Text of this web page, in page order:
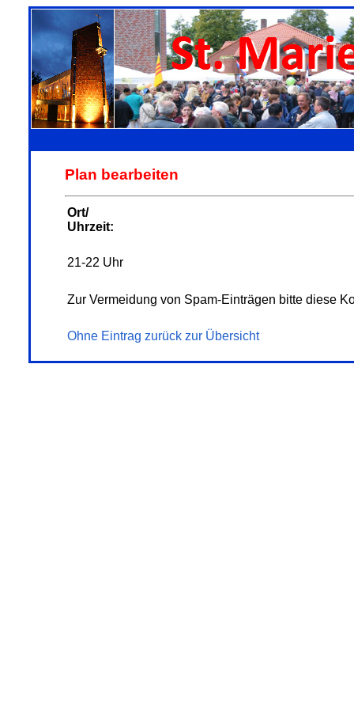
Plan bearbeiten
Ort/
Uhrzeit:
21-22 Uhr
Zur Vermeidung von Spam-Einträgen bitte diese
Ohne Eintrag zurück zur Übersicht